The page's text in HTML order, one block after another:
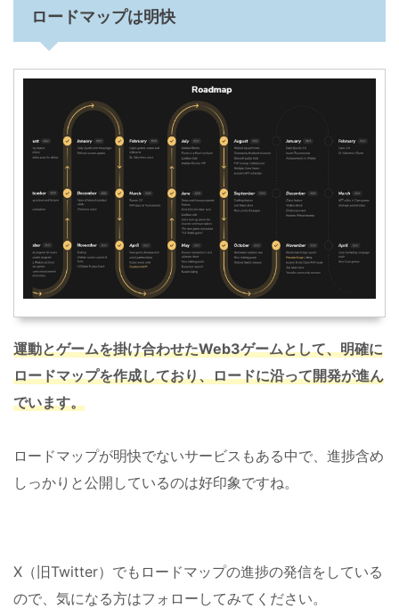
ロードマップは明快
運動とゲームを掛け合わせたWeb3ゲームとして、明確に
ロードマップを作成しており、ロードに沿って開発が進ん
でいます。
ロードマップが明快でないサービスもある中で、進捗含め
しっかりと公開しているのは好印象ですね。
X（旧Twitter）でもロードマップの進捗の発信をしている
ので、気になる方はフォローしてみてください。